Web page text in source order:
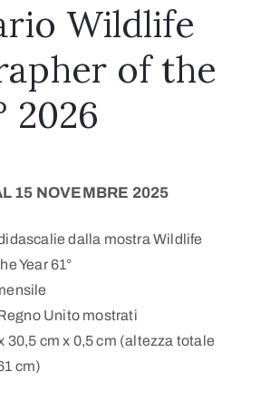
Wildlife
of the
2026
15 NOVEMBRE 2025
dalla mostra Wildlife
Year 61°
Unito mostrati
30,5 cm x 0,5 cm (altezza totale
cm)